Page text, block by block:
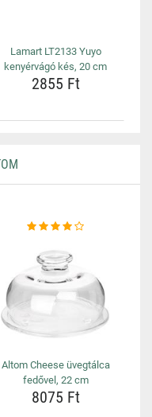
Lamart LT2133 Yuyo
kenyérvágó kés, 20 cm
2855 Ft
Altom Cheese üvegtálca
fedővel, 22 cm
8075 Ft